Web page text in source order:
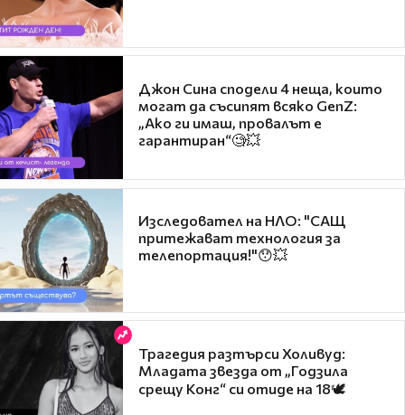
Джон Сина сподели 4 неща, които
могат да съсипят всяко GenZ:
„Ако ги имаш, провалът е
гарантиран“🧐💥
Изследовател на НЛО: "САЩ
притежават технология за
телепортация!"😯💥
Трагедия разтърси Холивуд:
Младата звезда от „Годзила
срещу Конг“ си отиде на 18🕊️